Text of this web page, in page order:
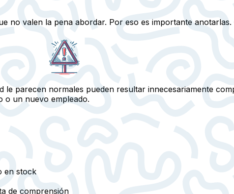
no valen la pena abordar. Por eso es importante anotarlas.
le parecen normales pueden resultar innecesariamente
o un nuevo empleado.
en stock
de comprensión